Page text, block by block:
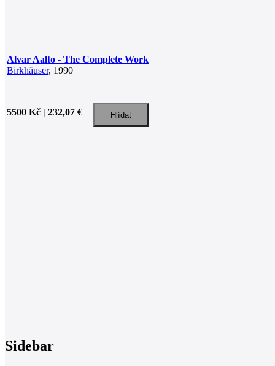
Alvar Aalto - The Complete Work
Birkhäuser, 1990
5500 Kč | 232,07 €
Sidebar